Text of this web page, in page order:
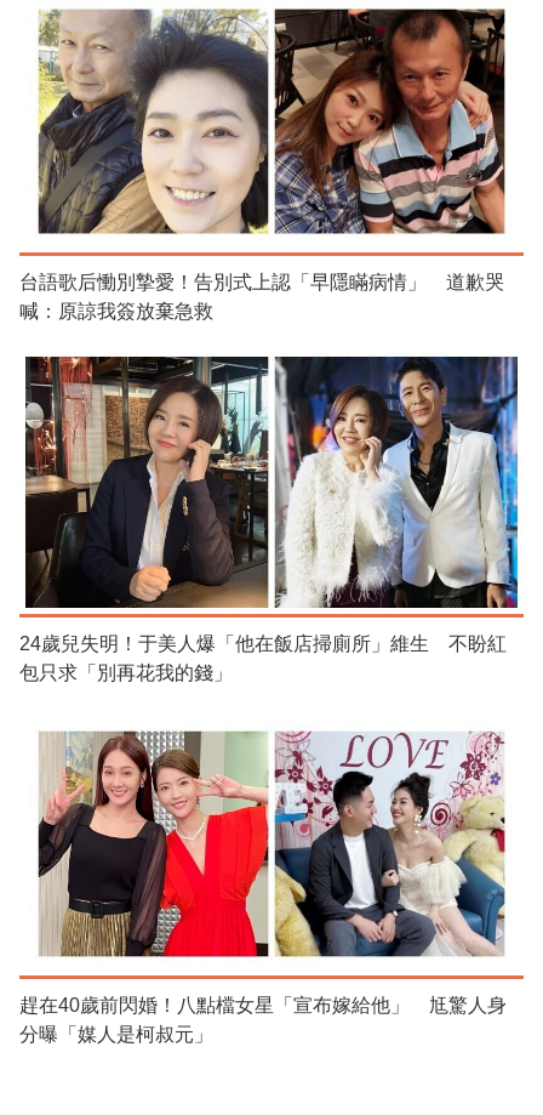
台語歌后慟別摯愛！告別式上認「早隱瞞病情」 道歉哭
喊：原諒我簽放棄急救
24歲兒失明！于美人爆「他在飯店掃廁所」維生 不盼紅
包只求「別再花我的錢」
趕在40歲前閃婚！八點檔女星「宣布嫁給他」 尪驚人身
分曝「媒人是柯叔元」